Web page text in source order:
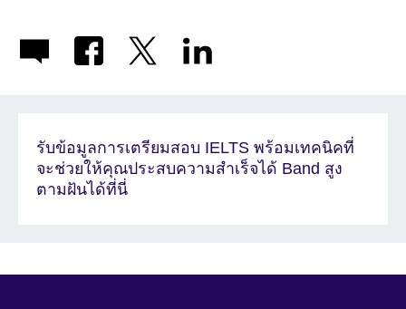
รับข้อมูลการเตรียมสอบ IELTS พร้อมเทคนิคที่
จะช่วยให้คุณประสบความสำเร็จได้ Band สูง
ตามฝันได้ที่นี่